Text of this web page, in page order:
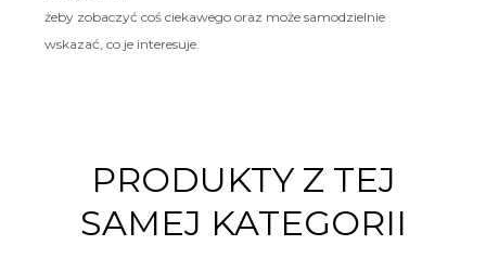
żeby zobaczyć coś ciekawego oraz może samodzielnie
wskazać, co je interesuje.
PRODUKTY Z TEJ
SAMEJ KATEGORII